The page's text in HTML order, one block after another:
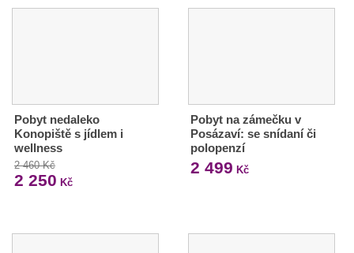
Pobyt nedaleko
Konopiště s jídlem i
wellness
2 460 Kč
2 250 Kč
Pobyt na zámečku v
Posázaví: se snídaní či
polopenzí
2 499 Kč